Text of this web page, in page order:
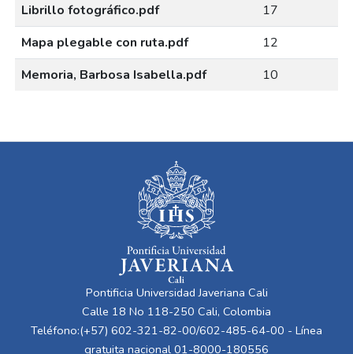
Librillo fotográfico.pdf
17
Mapa plegable con ruta.pdf
12
Memoria, Barbosa Isabella.pdf
10
Pontificia Universidad Javeriana Cali
Calle 18 No 118-250 Cali, Colombia
Teléfono:(+57) 602-321-82-00/602-485-64-00 - Línea
gratuita nacional 01-8000-180556